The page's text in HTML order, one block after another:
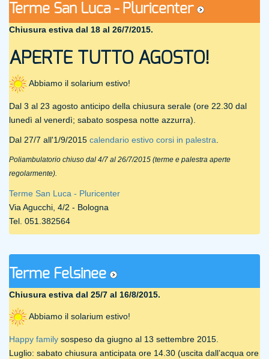
Terme San Luca - Pluricenter
Chiusura estiva dal 18 al 26/7/2015.
APERTE TUTTO AGOSTO!
Abbiamo il solarium estivo!
Dal 3 al 23 agosto anticipo della chiusura serale (ore 22.30 dal
lunedì al venerdì; sabato sospesa notte azzurra).
Dal 27/7 all'1/9/2015 calendario estivo corsi in palestra
Poliambulatorio chiuso dal 4/7 al 26/7/2015 (terme e palestra aperte
regolarmente).
Terme San Luca - Pluricenter
Via Agucchi, 4/2 - Bologna
Tel. 051.382564
Terme Felsinee
Chiusura estiva dal 25/7 al 16/8/2015.
Abbiamo il solarium estivo!
Happy family sospeso da giugno al 13 settembre 2015.
Luglio: sabato chiusura anticipata ore 14.30 (uscita dall’acqua ore